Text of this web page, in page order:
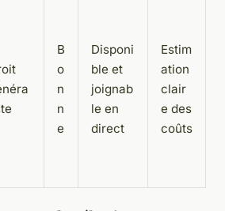
B
o
n
n
e
Disponi
ble et
joignab
le en
direct
Estim
ation
clair
e des
coûts